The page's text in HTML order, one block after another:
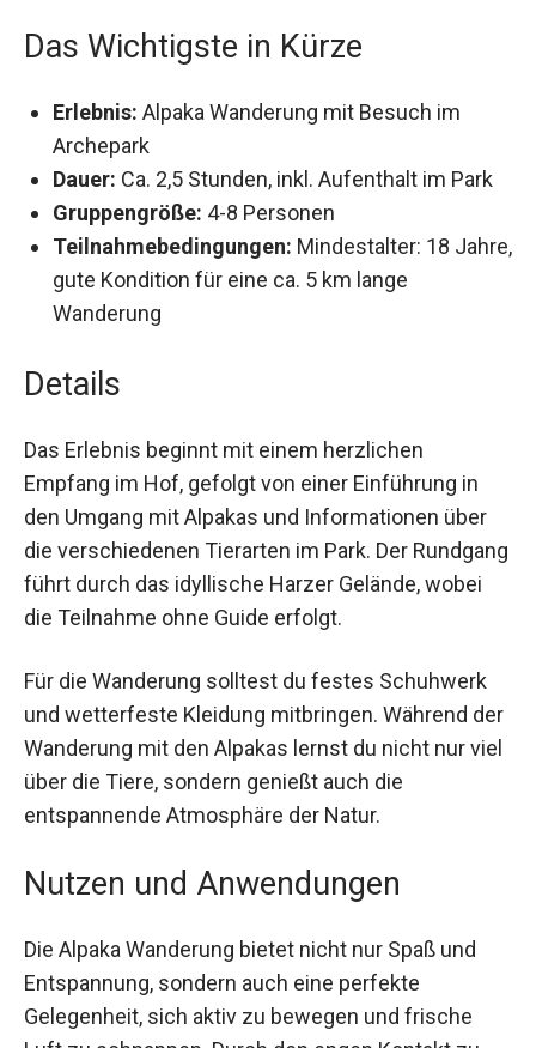
Das Wichtigste in Kürze
Erlebnis: Alpaka Wanderung mit Besuch im
Archepark
Dauer: Ca. 2,5 Stunden, inkl. Aufenthalt im Park
Gruppengröße: 4-8 Personen
Teilnahmebedingungen: Mindestalter: 18
Jahre, gute Kondition für eine ca. 5 km lange
Wanderung
Details
Das Erlebnis beginnt mit einem herzlichen
Empfang im Hof, gefolgt von einer Einführung in
den Umgang mit Alpakas und Informationen über
die verschiedenen Tierarten im Park. Der
Rundgang führt durch das idyllische Harzer
Gelände, wobei die Teilnahme ohne Guide erfolgt.
Für die Wanderung solltest du festes Schuhwerk
und wetterfeste Kleidung mitbringen. Während
der Wanderung mit den Alpakas lernst du nicht
nur viel über die Tiere, sondern genießt auch die
entspannende Atmosphäre der Natur.
Nutzen und Anwendungen
Die Alpaka Wanderung bietet nicht nur Spaß und
Entspannung, sondern auch eine perfekte
Gelegenheit, sich aktiv zu bewegen und frische